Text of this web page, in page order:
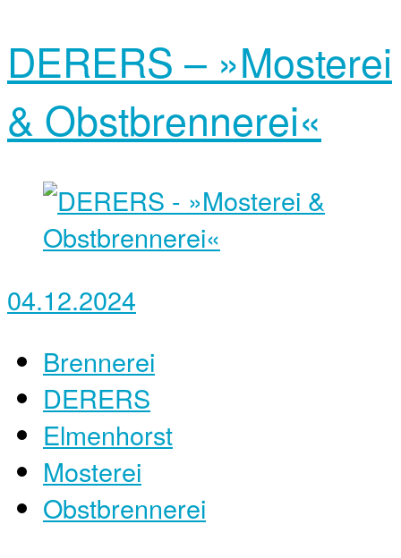
DERERS – »Mosterei
& Obstbrennerei«
04.12.2024
Brennerei
DERERS
Elmenhorst
Mosterei
Obstbrennerei